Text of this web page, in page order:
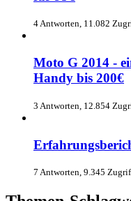
4 Antworten, 11.082
Moto G 2014 -
Handy bis 200€
3 Antworten, 12.854
7 Antworten, 9.345